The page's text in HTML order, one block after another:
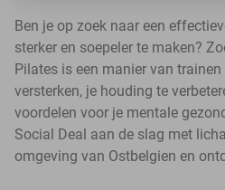
Ben je op zoek naar een
sterker en soepeler te maken?
Pilates is een manier van
versterken, je houding te
voordelen voor je mentale
Social Deal aan de slag met
omgeving van Ostbelgien en